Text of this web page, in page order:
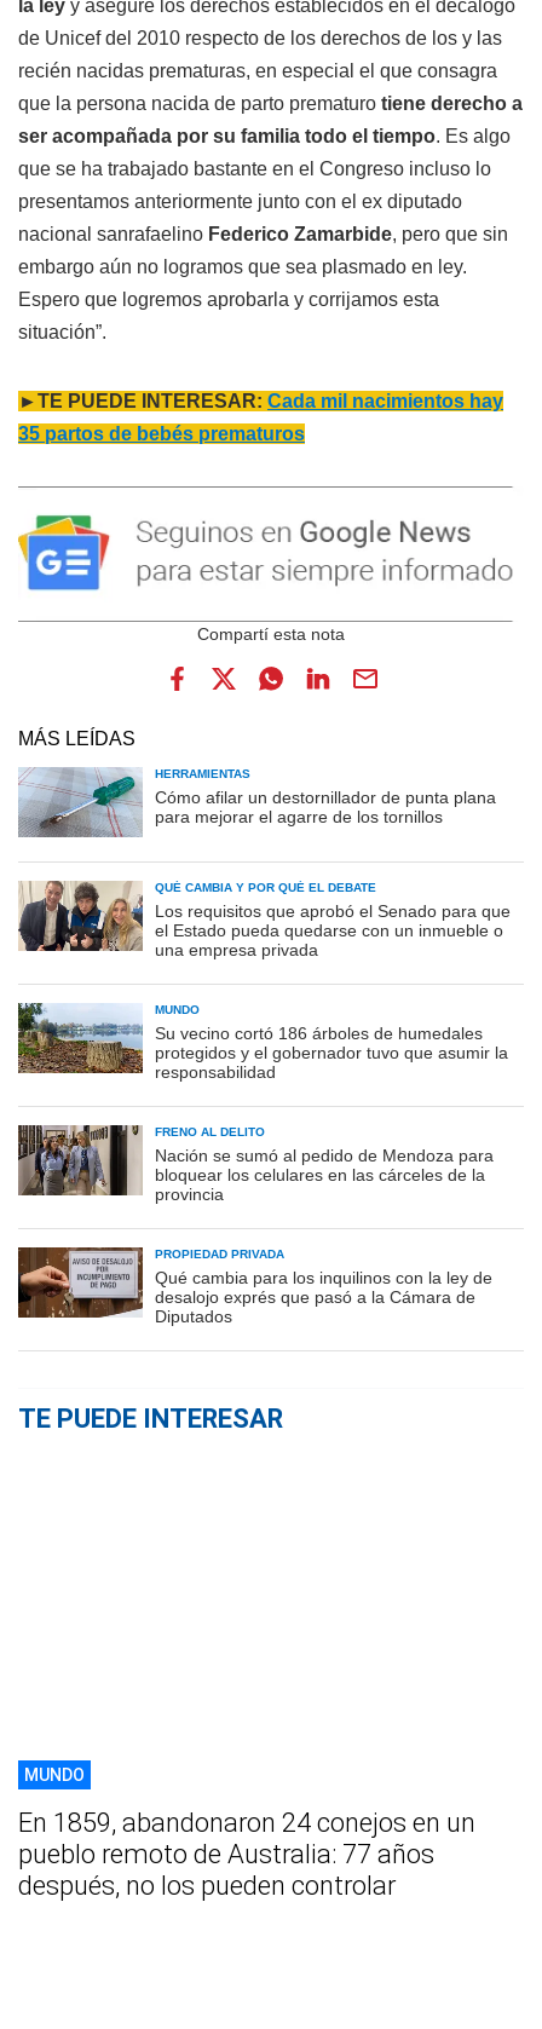
la ley y asegure los derechos establecidos en el decálogo
de Unicef del 2010 respecto de los derechos de los y las
recién nacidas prematuras, en especial el que consagra
que la persona nacida de parto prematuro tiene derecho a
ser acompañada por su familia todo el tiempo. Es algo
que se ha trabajado bastante en el Congreso incluso lo
presentamos anteriormente junto con el ex diputado
nacional sanrafaelino Federico Zamarbide, pero que sin
embargo aún no logramos que sea plasmado en ley.
Espero que logremos aprobarla y corrijamos esta
situación”.
►TE PUEDE INTERESAR: Cada mil nacimientos hay
35 partos de bebés prematuros
MÁS LEÍDAS
HERRAMIENTAS
Cómo afilar un destornillador de punta plana
para mejorar el agarre de los tornillos
QUÉ CAMBIA Y POR QUÉ EL DEBATE
Los requisitos que aprobó el Senado para que
el Estado pueda quedarse con un inmueble o
una empresa privada
MUNDO
Su vecino cortó 186 árboles de humedales
protegidos y el gobernador tuvo que asumir la
responsabilidad
FRENO AL DELITO
Nación se sumó al pedido de Mendoza para
bloquear los celulares en las cárceles de la
provincia
PROPIEDAD PRIVADA
Qué cambia para los inquilinos con la ley de
desalojo exprés que pasó a la Cámara de
Diputados
TE PUEDE INTERESAR
MUNDO
En 1859, abandonaron 24 conejos en un
pueblo remoto de Australia: 77 años
después, no los pueden controlar